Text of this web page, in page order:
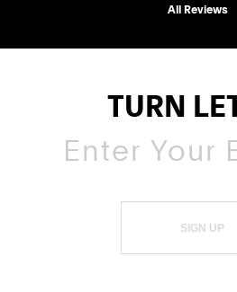
All Reviews
TURN
SIGN UP